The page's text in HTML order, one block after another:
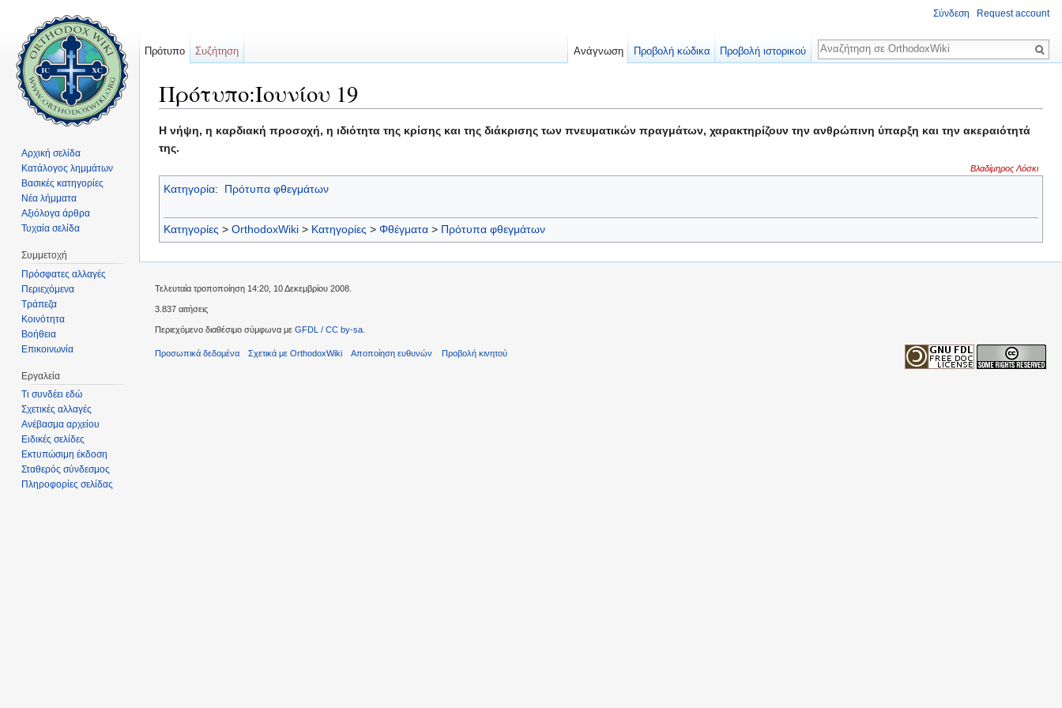
Πρότυπο:Ιουνίου 19
Η νήψη, η καρδιακή προσοχή, η ιδιότητα της κρίσης και της διάκρισης των πνευματικών πραγμάτων, χαρακτηρίζουν την ανθρώπινη ύπαρξη και την ακεραιότητά
της.
Βλαδίμηρος Λόσκι
Κατηγορία: Πρότυπα φθεγμάτων
Κατηγορίες > OrthodoxWiki > Κατηγορίες > Φθέγματα > Πρότυπα φθεγμάτων
Σύνδεση Request account
Πρότυπο Συζήτηση Ανάγνωση Προβολή κώδικα Προβολή ιστορικού
Αναζήτηση
Αρχική σελίδα
Κατάλογος λημμάτων
Βασικές κατηγορίες
Νέα λήμματα
Αξιόλογα άρθρα
Τυχαία σελίδα
Συμμετοχή
Πρόσφατες αλλαγές
Περιεχόμενα
Τράπεζα
Κοινότητα
Βοήθεια
Επικοινωνία
Εργαλεία
Τι συνδέει εδώ
Σχετικές αλλαγές
Ανέβασμα αρχείου
Ειδικές σελίδες
Εκτυπώσιμη έκδοση
Σταθερός σύνδεσμος
Πληροφορίες σελίδας
Τελευταία τροποποίηση 14:20, 10 Δεκεμβρίου 2008.
3.837 αιτήσεις
Περιεχόμενο διαθέσιμο σύμφωνα με GFDL / CC by-sa
Προσωπικά δεδομένα Σχετικά με OrthodoxWiki Αποποίηση ευθυνών Προβολή κινητού